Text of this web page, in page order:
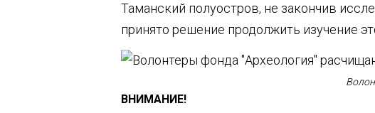
Таманский полуостров, не закончив
принято решение продолжить изучение
ВНИМАНИЕ!